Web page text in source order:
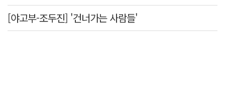
[야고부-조두진] '건너가는 사람들'